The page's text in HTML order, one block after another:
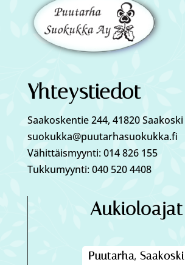
Yhteystiedot
Saakoskentie 244, 41820 Saakoski
suokukka@puutarhasuokukka.fi
Vähittäismyynti: 014 826 155
Tukkumyynti: 040 520 4408
Aukioloajat
Puutarha, Saakoski